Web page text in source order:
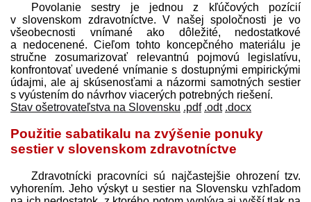
Povolanie sestry je jednou z kľúčových pozícií
v slovenskom zdravotníctve. V našej spoločnosti je vo
všeobecnosti vnímané ako dôležité, nedostatkové
a nedocenené. Cieľom tohto koncepčného materiálu je
stručne zosumarizovať relevantnú pojmovú legislatívu,
konfrontovať uvedené vnímanie s dostupnými empirickými
údajmi, ale aj skúsenosťami a názormi samotných sestier
s vyústením do návrhov viacerých potrebných riešení.
Stav ošetrovateľstva na Slovensku .pdf .odt .docx
Použitie sabatikalu na zvýšenie ponuky
sestier v slovenskom zdravotníctve
Zdravotnícki pracovníci sú najčastejšie ohrození tzv.
vyhorením. Jeho výskyt u sestier na Slovensku vzhľadom